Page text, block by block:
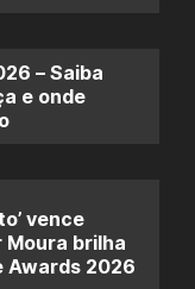
– Saiba
e onde
vence
Moura brilha
Awards 2026